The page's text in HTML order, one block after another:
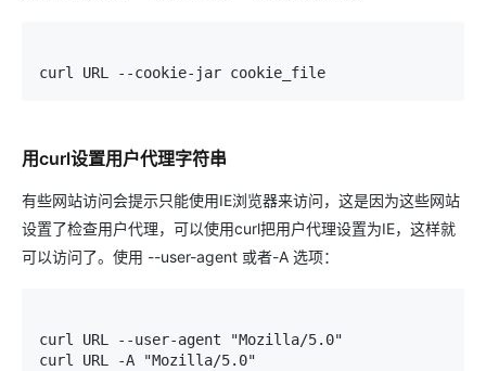
curl URL --cookie-jar cookie_file
用curl设置用户代理字符串
有些网站访问会提示只能使用IE浏览器来访问，这是因为这些网站
设置了检查用户代理，可以使用curl把用户代理设置为IE，这样就
可以访问了。使用 --user-agent 或者-A 选项：
curl URL --user-agent "Mozilla/5.0"
curl URL -A "Mozilla/5.0"